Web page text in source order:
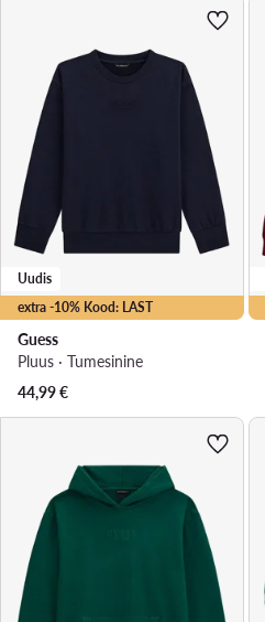
extra -10% Kood: LAST
Uudis
Guess
Pluus · Tumesinine
44,99€